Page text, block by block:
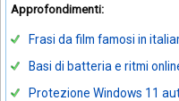
Approfondimenti:
Frasi da film famosi in
Basi di batteria e ritmi
Protezione Windows 11